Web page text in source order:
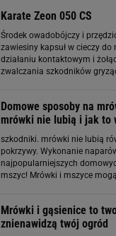
Karate Zeon 050 CS
Środek owadobójczy i
zawiesiny kapsuł w cieczy
działaniu kontaktowym i
zwalczania szkodników
Domowe sposoby na
mrówki nie lubią i jak to
szkodniki. mrówki nie lubią
pokrzywy. Wykonanie
najpopularniejszych
mszyc! Mrówki i mszyce
Mrówki i gąsienice to
znienawidzą twój ogród